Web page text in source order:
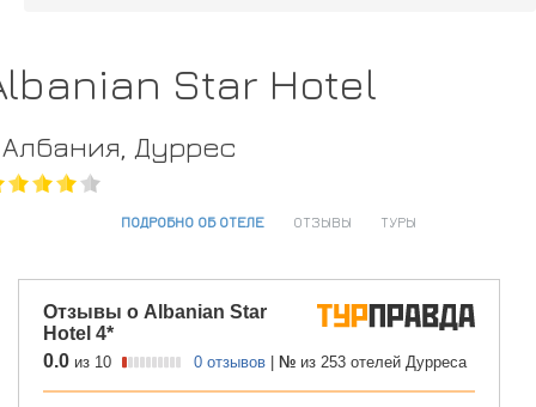
Star Hotel
Албания, Дуррес
ПОДРОБНО ОБ ОТЕЛЕ ОТЗЫВЫ ТУРЫ